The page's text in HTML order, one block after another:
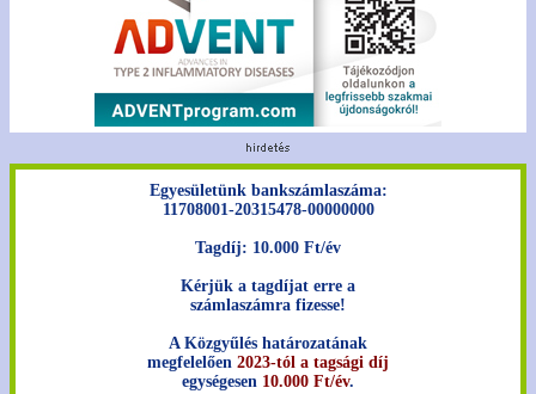
Egyesületünk bankszámlaszáma:
11708001-20315478-00000000
Tagdíj: 10.000 Ft/év
Kérjük a tagdíjat erre a
számlaszámra fizesse!
A Közgyűlés határozatának
megfelelően 2023-tól a tagsági díj
egységesen 10.000 Ft/év.